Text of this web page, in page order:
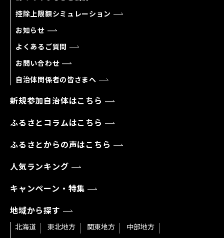
控除上限額シミュレーション
お知らせ
よくあるご質問
お問い合わせ
自治体関係者の皆さまへ
新規参加自治体はこちら
ふるさとコラムはこちら
ふるさとからの声はこちら
人気ランキング
キャンペーン・特集
地域から探す
北海道 東北地方 関東地方
中部地方